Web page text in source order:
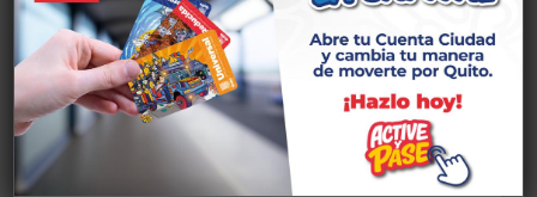
ADMINISTRACIÓN ZONAL MANUELA SÁENZ
CS BIENESTAR
TALLERES SAN JOSE DE MONJAS
GIMNASIA ENERGÉTICA CHINA
(TAICHI-CHI KUNG)/BIENESTAR